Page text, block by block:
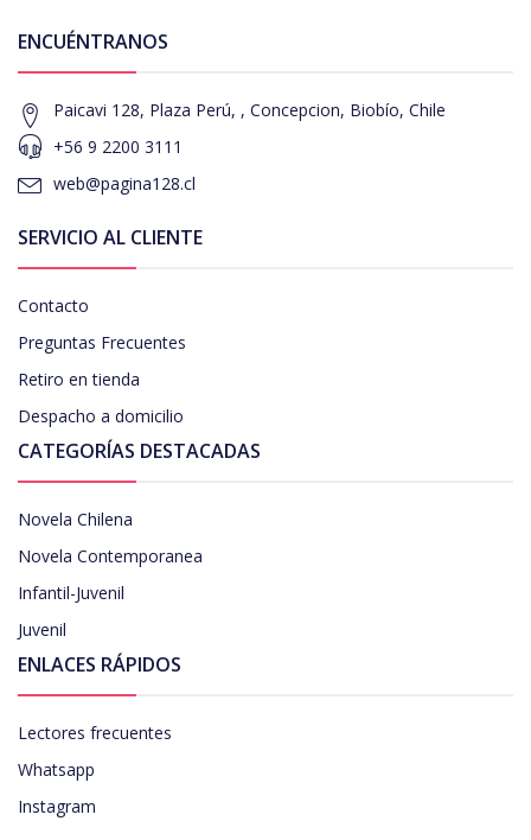
ENCUÉNTRANOS
Paicavi 128, Plaza Perú, , Concepcion, Biobío, Chile
+56 9 2200 3111
web@pagina128.cl
SERVICIO AL CLIENTE
Contacto
Preguntas Frecuentes
Retiro en tienda
Despacho a domicilio
CATEGORÍAS DESTACADAS
Novela Chilena
Novela Contemporanea
Infantil-Juvenil
Juvenil
ENLACES RÁPIDOS
Lectores frecuentes
Whatsapp
Instagram